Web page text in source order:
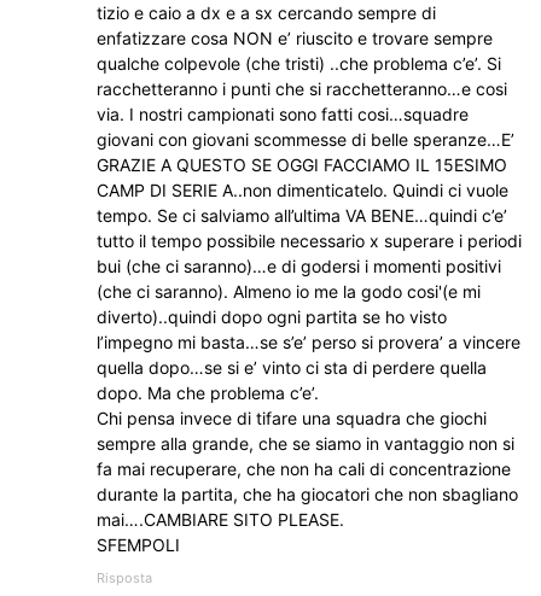
tizio e caio a dx e a sx cercando sempre di
enfatizzare cosa NON e’ riuscito e trovare sempre
qualche colpevole (che tristi) ..che problema c’e’. Si
racchetteranno i punti che si racchetteranno…e cosi
via. I nostri campionati sono fatti cosi…squadre
giovani con giovani scommesse di belle speranze…E’
GRAZIE A QUESTO SE OGGI FACCIAMO IL 15ESIMO
CAMP DI SERIE A..non dimenticatelo. Quindi ci vuole
tempo. Se ci salviamo all’ultima VA BENE…quindi c’e’
tutto il tempo possibile necessario x superare i periodi
bui (che ci saranno)…e di godersi i momenti positivi
(che ci saranno). Almeno io me la godo cosi'(e mi
diverto)..quindi dopo ogni partita se ho visto
l’impegno mi basta…se s’e’ perso si provera’ a vincere
quella dopo…se si e’ vinto ci sta di perdere quella
dopo. Ma che problema c’e’.
Chi pensa invece di tifare una squadra che giochi
sempre alla grande, che se siamo in vantaggio non si
fa mai recuperare, che non ha cali di concentrazione
durante la partita, che ha giocatori che non sbagliano
mai….CAMBIARE SITO PLEASE.
SFEMPOLI
Risposta